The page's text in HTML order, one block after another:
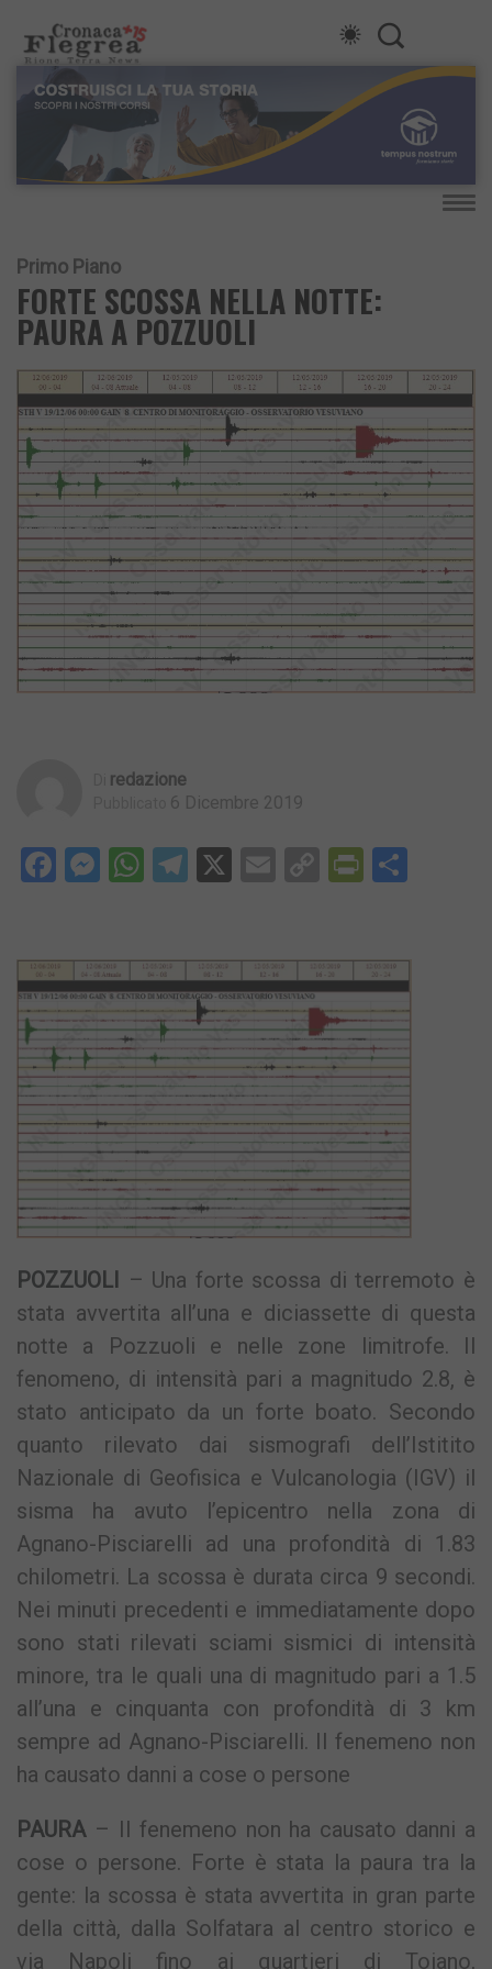
Primo Piano
FORTE SCOSSA NELLA NOTTE:
PAURA A POZZUOLI
Redazione
6 Dicembre 2019
Facebook
Messenger
WhatsApp
Telegram
X EmailCopy
POZZUOLI
– Una forte scossa di terremoto è
stata avvertita all’una e diciassette di questa
notte a Pozzuoli e nelle zone limitrofe. Il
fenomeno, di intensità pari a magnitudo 2.8, è
stato anticipato da un forte boato. Secondo
quanto rilevato dai sismografi dell’Istitito
Nazionale di Geofisica e Vulcanologia (IGV) il
sisma ha avuto l’epicentro nella zona di
Agnano-Pisciarelli ad una profondità di 1.83
chilometri. La scossa è durata circa 9 secondi.
Nei minuti precedenti e immediatamente dopo
sono stati rilevati sciami sismici di intensità
minore, tra le quali una di magnitudo pari a 1.5
all’una e cinquanta con profondità di 3 km
sempre ad Agnano-Pisciarelli. Il fenemeno non
ha causato danni a cose o persone
PAURA– Il fenemeno non ha causato danni a
cose o persone. Forte è stata la paura tra la
gente: la scossa è stata avvertita in gran parte
della città, dalla Solfatara al centro storico e
via Napoli fino ai quartieri di Toiano,